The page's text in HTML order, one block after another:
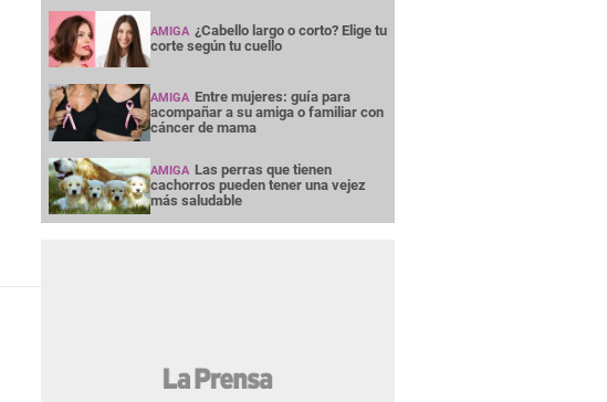
AMIGA ¿Cabello largo o corto? Elige tu
corte según tu cuello
AMIGA Entre mujeres: guía para
acompañar a su amiga o familiar con
cáncer de mama
AMIGA Las perras que tienen
cachorros pueden tener una vejez
más saludable